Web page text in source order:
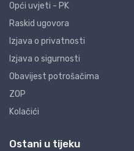
Opći uvjeti - PK
Raskid ugovora
Izjava o privatnosti
Izjava o sigurnosti
Obavijest potrošačima
ZOP
Kolačići
Ostani u tijeku